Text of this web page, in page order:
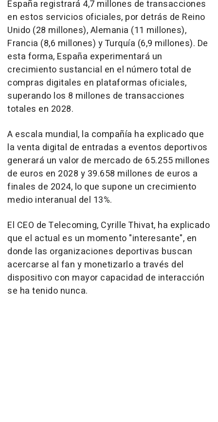
España registrará 4,7 millones de transacciones
en estos servicios oficiales, por detrás de Reino
Unido (28 millones), Alemania (11 millones),
Francia (8,6 millones) y Turquía (6,9 millones). De
esta forma, España experimentará un
crecimiento sustancial en el número total de
compras digitales en plataformas oficiales,
superando los 8 millones de transacciones
totales en 2028.
A escala mundial, la compañía ha explicado que
la venta digital de entradas a eventos deportivos
generará un valor de mercado de 65.255 millones
de euros en 2028 y 39.658 millones de euros a
finales de 2024, lo que supone un crecimiento
medio interanual del 13%.
El CEO de Telecoming, Cyrille Thivat, ha explicado
que el actual es un momento "interesante", en
donde las organizaciones deportivas buscan
acercarse al fan y monetizarlo a través del
dispositivo con mayor capacidad de interacción
se ha tenido nunca.